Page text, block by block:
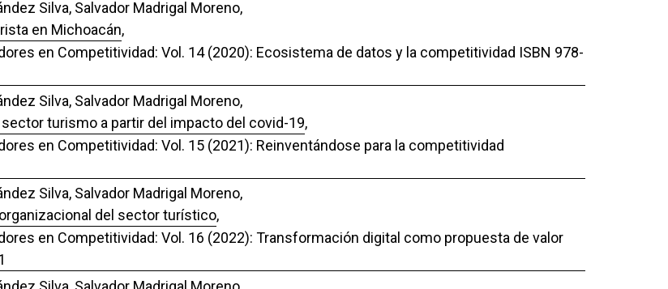
Silva, Salvador Madrigal Moreno,
en Michoacán,
en Competitividad: Vol. 14 (2020): Ecosistema de datos y la competitividad ISBN 978-
Silva, Salvador Madrigal Moreno,
turismo a partir del impacto del covid-19,
en Competitividad: Vol. 15 (2021): Reinventándose para la competitividad
Silva, Salvador Madrigal Moreno,
del sector turístico,
en Competitividad: Vol. 16 (2022): Transformación digital como propuesta de valor